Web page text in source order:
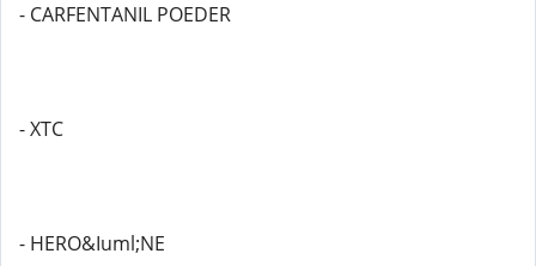
- CARFENTANIL POEDER
- XTC
- HERO&Iuml;NE